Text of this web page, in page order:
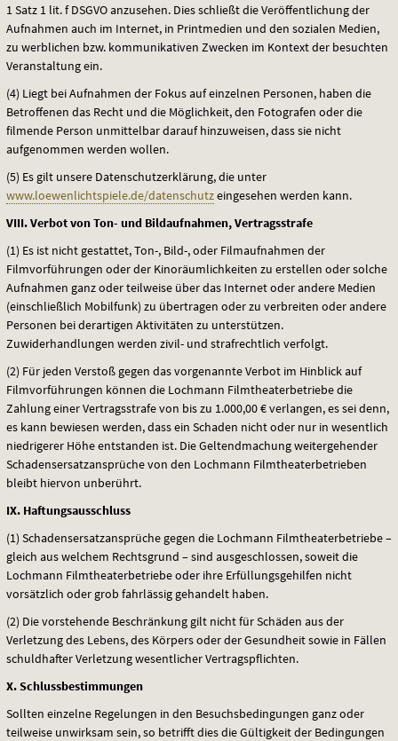
1 Satz 1 lit. fDSGVOanzusehen. Dies schließt die Veröffentlichung der
Aufnahmen auch im Internet, in Printmedien und den sozialen Medien,
zu werblichen bzw. kommunikativen Zwecken im Kontext der besuchten
Veranstaltung ein.
(4) Liegt bei Aufnahmen der Fokus auf einzelnen Personen, haben die
Betroffenen das Recht und die Möglichkeit, den Fotografen oder die
filmende Person unmittelbar darauf hinzuweisen, dass sie nicht
aufgenommen werden wollen.
(5) Es gilt unsere Datenschutzerklärung, die unter
www.loewenlichtspiele.de/datenschutzeingesehen werden kann.
VIII. Verbot von Ton- und Bildaufnahmen, Vertragsstrafe
(1) Es ist nicht gestattet, Ton-, Bild-, oder Filmaufnahmen der
Filmvorführungen oder der Kinoräumlichkeiten zu erstellen oder solche
Aufnahmen ganz oder teilweise über das Internet oder andere Medien
(einschließlich Mobilfunk) zu übertragen oder zu verbreiten oder andere
Personen bei derartigen Aktivitäten zu unterstützen.
Zuwiderhandlungen werden zivil- und strafrechtlich verfolgt.
(2) Für jeden Verstoß gegen das vorgenannte Verbot im Hinblick auf
Filmvorführungen können die Lochmann Filmtheaterbetriebe die
Zahlung einer Vertragsstrafe von bis zu 1.000,00 € verlangen, es sei denn,
es kann bewiesen werden, dass ein Schaden nicht oder nur in wesentlich
niedrigerer Höhe entstanden ist. Die Geltendmachung weitergehender
Schadensersatzansprüche von den Lochmann Filmtheaterbetrieben
bleibt hiervon unberührt.
IX. Haftungsausschluss
(1) Schadensersatzansprüche gegen die Lochmann Filmtheaterbetriebe –
gleich aus welchem Rechtsgrund – sind ausgeschlossen, soweit die
Lochmann Filmtheaterbetriebe oder ihre Erfüllungsgehilfen nicht
vorsätzlich oder grob fahrlässig gehandelt haben.
(2) Die vorstehende Beschränkung gilt nicht für Schäden aus der
Verletzung des Lebens, des Körpers oder der Gesundheit sowie in Fällen
schuldhafter Verletzung wesentlicher Vertragspflichten.
X. Schlussbestimmungen
Sollten einzelne Regelungen in den Besuchsbedingungen ganz oder
teilweise unwirksam sein, so betrifft dies die Gültigkeit der Bedingungen